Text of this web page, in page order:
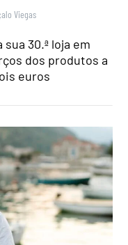
Viegas
30.ª loja em
dos produtos a
euros